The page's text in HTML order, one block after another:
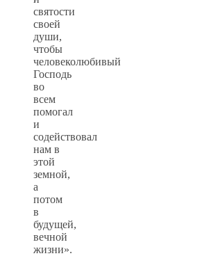
святости
своей
души,
чтобы
человеколюбивый
Господь
во
всем
помогал
и
содействовал
нам в
этой
земной,
а
потом
в
будущей,
вечной
жизни».